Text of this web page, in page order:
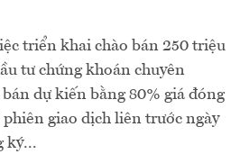
triển khai chào bán 250 triệu
tư chứng khoán chuyên
dự kiến bằng 80% giá đóng
giao dịch liên trước ngày
ký...